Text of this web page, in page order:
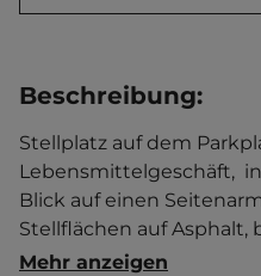
Beschreibung:
Stellplatz auf dem
Lebensmittelgeschäft,
Blick auf einen
Stellflächen auf Asphalt,
Wasserversorgung,
Mehr anzeigen